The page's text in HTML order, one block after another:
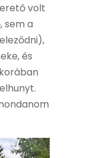
volt
sem a
és